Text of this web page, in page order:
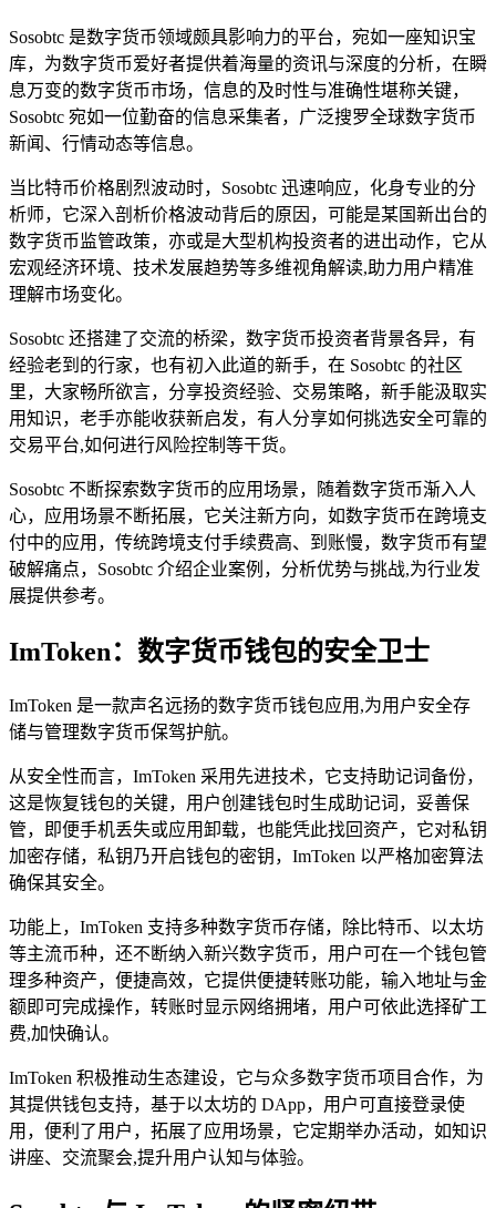
Sosobtc 是数字货币领域颇具影响力的平台，宛如一座知识宝
库，为数字货币爱好者提供着海量的资讯与深度的分析，在瞬
息万变的数字货币市场，信息的及时性与准确性堪称关键，
Sosobtc 宛如一位勤奋的信息采集者，广泛搜罗全球数字货币
新闻、行情动态等信息。
当比特币价格剧烈波动时，Sosobtc 迅速响应，化身专业的分
析师，它深入剖析价格波动背后的原因，可能是某国新出台的
数字货币监管政策，亦或是大型机构投资者的进出动作，它从
宏观经济环境、技术发展趋势等多维视角解读,助力用户精准
理解市场变化。
Sosobtc 还搭建了交流的桥梁，数字货币投资者背景各异，有
经验老到的行家，也有初入此道的新手，在 Sosobtc 的社区
里，大家畅所欲言，分享投资经验、交易策略，新手能汲取实
用知识，老手亦能收获新启发，有人分享如何挑选安全可靠的
交易平台,如何进行风险控制等干货。
Sosobtc 不断探索数字货币的应用场景，随着数字货币渐入人
心，应用场景不断拓展，它关注新方向，如数字货币在跨境支
付中的应用，传统跨境支付手续费高、到账慢，数字货币有望
破解痛点，Sosobtc 介绍企业案例，分析优势与挑战,为行业发
展提供参考。
ImToken：数字货币钱包的安全卫士
ImToken 是一款声名远扬的数字货币钱包应用,为用户安全存
储与管理数字货币保驾护航。
从安全性而言，ImToken 采用先进技术，它支持助记词备份，
这是恢复钱包的关键，用户创建钱包时生成助记词，妥善保
管，即便手机丢失或应用卸载，也能凭此找回资产，它对私钥
加密存储，私钥乃开启钱包的密钥，ImToken 以严格加密算法
确保其安全。
功能上，ImToken 支持多种数字货币存储，除比特币、以太坊
等主流币种，还不断纳入新兴数字货币，用户可在一个钱包管
理多种资产，便捷高效，它提供便捷转账功能，输入地址与金
额即可完成操作，转账时显示网络拥堵，用户可依此选择矿工
费,加快确认。
ImToken 积极推动生态建设，它与众多数字货币项目合作，为
其提供钱包支持，基于以太坊的 DApp，用户可直接登录使
用，便利了用户，拓展了应用场景，它定期举办活动，如知识
讲座、交流聚会,提升用户认知与体验。